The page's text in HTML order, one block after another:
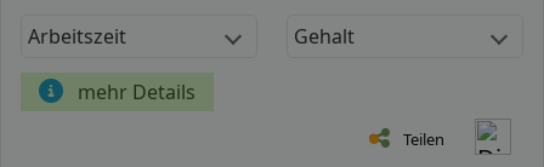
Arbeitszeit Gehalt
mehr Details
Teilen